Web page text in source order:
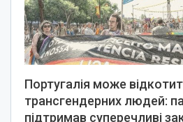
Португалія може
трансгендерних людей:
підтримав суперечливі